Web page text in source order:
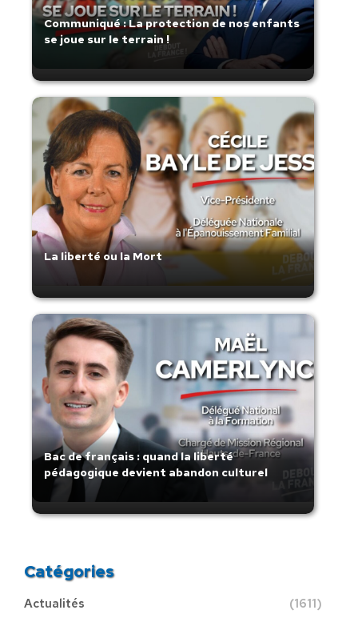
Communiqué : La protection de nos enfants
se joue sur le terrain !
La liberté ou la Mort
Bac de français : quand la liberté
pédagogique devient abandon culturel
Catégories
Actualités
(1611)